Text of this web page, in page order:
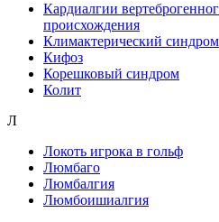
Кардиалгии
происхождения
Климактерический синдром
Кифоз
Корешковый синдром
Колит
Л
Локоть игрока в гольф
Люмбаго
Люмбалгия
Люмбоишиалгия